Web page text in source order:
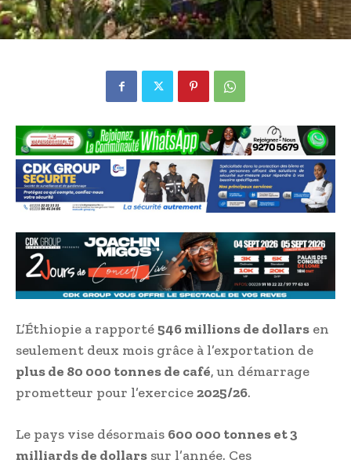
L’Éthiopie a rapporté546 millions de dollars en
seulement deux mois grâce à l’exportation de
plus de 80 000 tonnes de café, un démarrage
prometteur pour l’exercice2025/26.
Le pays vise désormais 600 000 tonnes et 3
milliards de dollars sur l’année. Ces